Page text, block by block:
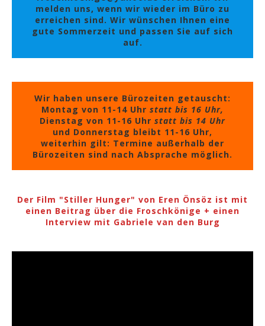
melden uns, wenn wir wieder im Büro zu
erreichen sind. Wir wünschen Ihnen eine
gute Sommerzeit und passen Sie auf sich
auf.
Wir haben unsere Bürozeiten getauscht:
Montag von 11-14 Uhr statt bis 16 Uhr,
Dienstag von 11-16 Uhr statt bis 14 Uhr
und Donnerstag bleibt 11-16 Uhr,
weiterhin gilt: Termine außerhalb der
Bürozeiten sind nach Absprache möglich.
Der Film "Stiller Hunger" von Eren Önsöz ist mit
einen Beitrag über die Froschkönige + einen
Interview mit Gabriele van den Burg